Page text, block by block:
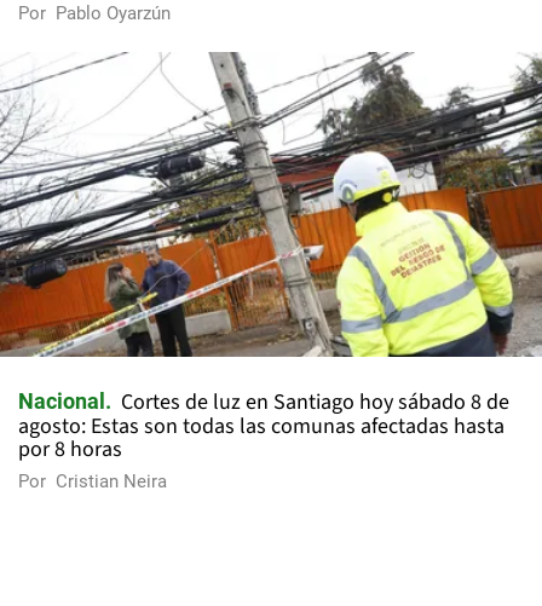
Por Pablo Oyarzún
Nacional
Cortes de luz en Santiago hoy sábado 8 de
agosto: Estas son todas las comunas afectadas hasta
por 8 horas
Por Cristian Neira